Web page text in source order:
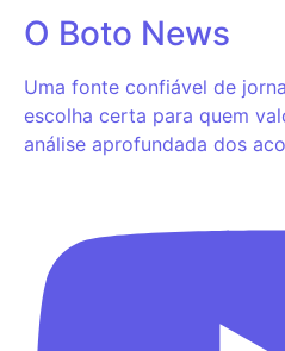
O Boto News
Uma fonte confiável de
escolha certa para quem
análise aprofundada dos